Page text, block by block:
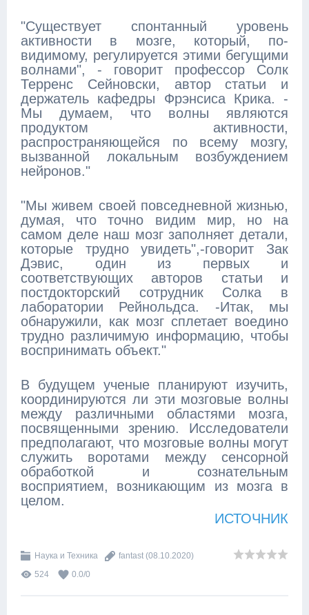
"Существует спонтанный уровень
активности в мозге, который, по-
видимому, регулируется этими бегущими
волнами", - говорит профессор Солк
Терренс Сейновски, автор статьи и
держатель кафедры Фрэнсиса Крика. -
Мы думаем, что волны являются
продуктом активности,
распространяющейся по всему мозгу,
вызванной локальным возбуждением
нейронов."
"Мы живем своей повседневной жизнью,
думая, что точно видим мир, но на
самом деле наш мозг заполняет детали,
которые трудно увидеть",-говорит Зак
Дэвис, один из первых и
соответствующих авторов статьи и
постдокторский сотрудник Солка в
лаборатории Рейнольдса. -Итак, мы
обнаружили, как мозг сплетает воедино
трудно различимую информацию, чтобы
воспринимать объект."
В будущем ученые планируют изучить,
координируются ли эти мозговые волны
между различными областями мозга,
посвященными зрению. Исследователи
предполагают, что мозговые волны могут
служить воротами между сенсорной
обработкой и сознательным
восприятием, возникающим из мозга в
целом.
ИСТОЧНИК
Наука и Техника fantast (08.10.2020)
524
0.0/0